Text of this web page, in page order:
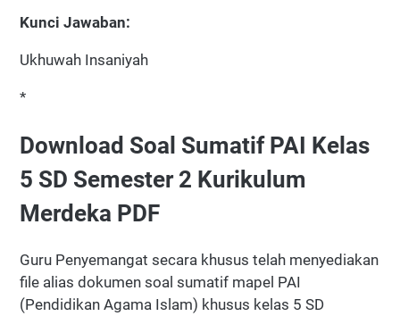
Kunci Jawaban:
Ukhuwah Insaniyah
*
Download Soal Sumatif PAI Kelas
5 SD Semester 2 Kurikulum
Merdeka PDF
Guru Penyemangat secara khusus telah menyediakan
file alias dokumen soal sumatif mapel PAI
(Pendidikan Agama Islam) khusus kelas 5 SD